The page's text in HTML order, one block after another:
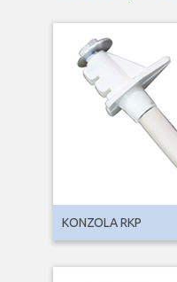
KONZOLA RKP